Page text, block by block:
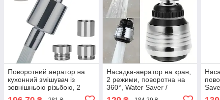
Поворотний аератор на
кухонний змішувач із
зовнішньою різьбою, 2
режими / Водозберігаючий
Насадка-аератор на кран,
2 режими, поворотна на
360°, Water Saver /
Насадка на кран / Аератор